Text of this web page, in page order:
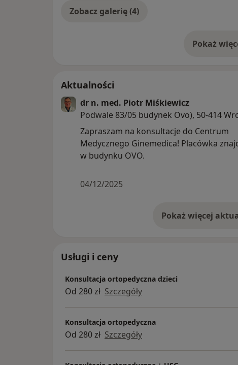
Zobacz galerię (4)
Pokaż o
Aktualności
dr n. med. Piotr Miśkiewicz
Podwale 83/05 budynek Ovo), 50-414
Zapraszam na konsultacje do Centrum
Medycznego Ginemedica! Placówka
w budynku OVO.
04/12/2025
Usługi i ceny
Konsultacja ortopedyczna dzieci
Od 280 zł Szczegóły
Konsultacja ortopedyczna
Od 280 zł Szczegóły